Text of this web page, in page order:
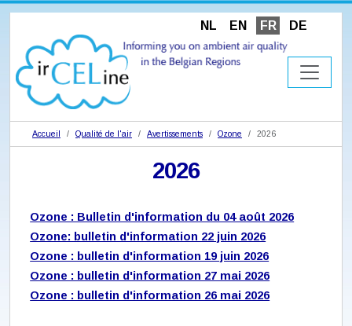
NL EN FR DE
Accueil Qualité de l'air Avertissements Ozone 2026
2026
Ozone : Bulletin d'information du 04 août 2026
Ozone: bulletin d'information 22 juin 2026
Ozone : bulletin d'information 19 juin 2026
Ozone : bulletin d'information 27 mai 2026
Ozone : bulletin d'information 26 mai 2026